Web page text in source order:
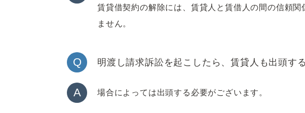
賃貸借契約の解除には、賃貸人と賃借人の間の信頼
ません。
Q 明渡し請求訴訟を起こしたら、賃貸人も出頭す
A 場合によっては出頭する必要がございます。